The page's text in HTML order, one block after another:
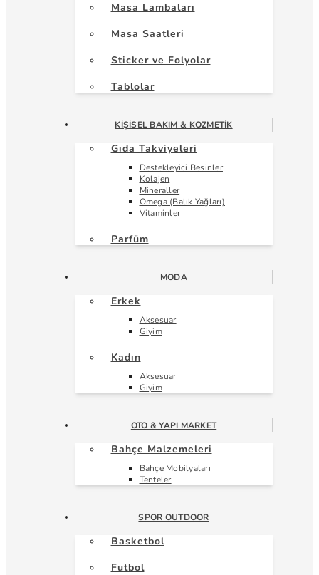
Masa Lambaları
Masa Saatleri
Sticker ve Folyolar
Tablolar
KIŞISEL BAKIM & KOZMETIK
Gıda Takviyeleri
Destekleyici Besinler
Kolajen
Mineraller
Omega (Balık Yağları)
Vitaminler
Parfüm
MODA
Erkek
Aksesuar
Giyim
Kadın
Aksesuar
Giyim
OTO & YAPI MARKET
Bahçe Malzemeleri
Bahçe Mobilyaları
Tenteler
SPOR OUTDOOR
Basketbol
Futbol